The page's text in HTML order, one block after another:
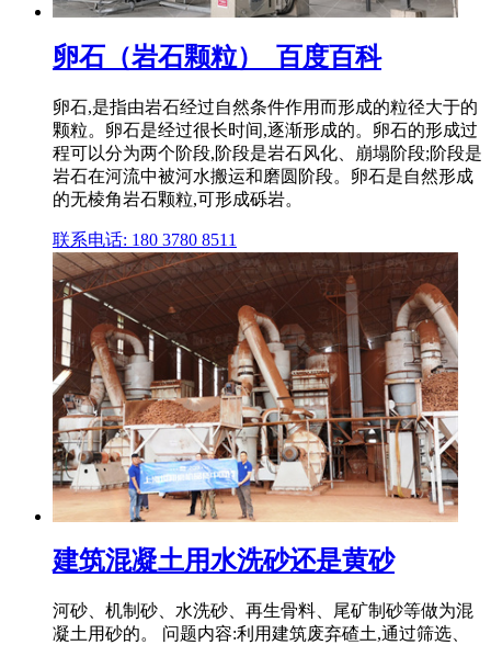
卵石（岩石颗粒）_百度百科
卵石,是指由岩石经过自然条件作用而形成的粒径大于的
颗粒。卵石是经过很长时间,逐渐形成的。卵石的形成过
程可以分为两个阶段,阶段是岩石风化、崩塌阶段;阶段是
岩石在河流中被河水搬运和磨圆阶段。卵石是自然形成
的无棱角岩石颗粒,可形成砾岩。
联系电话: 180 3780 8511
建筑混凝土用水洗砂还是黄砂
河砂、机制砂、水洗砂、再生骨料、尾矿制砂等做为混
凝土用砂的。 问题内容:利用建筑废弃碴土,通过筛选、